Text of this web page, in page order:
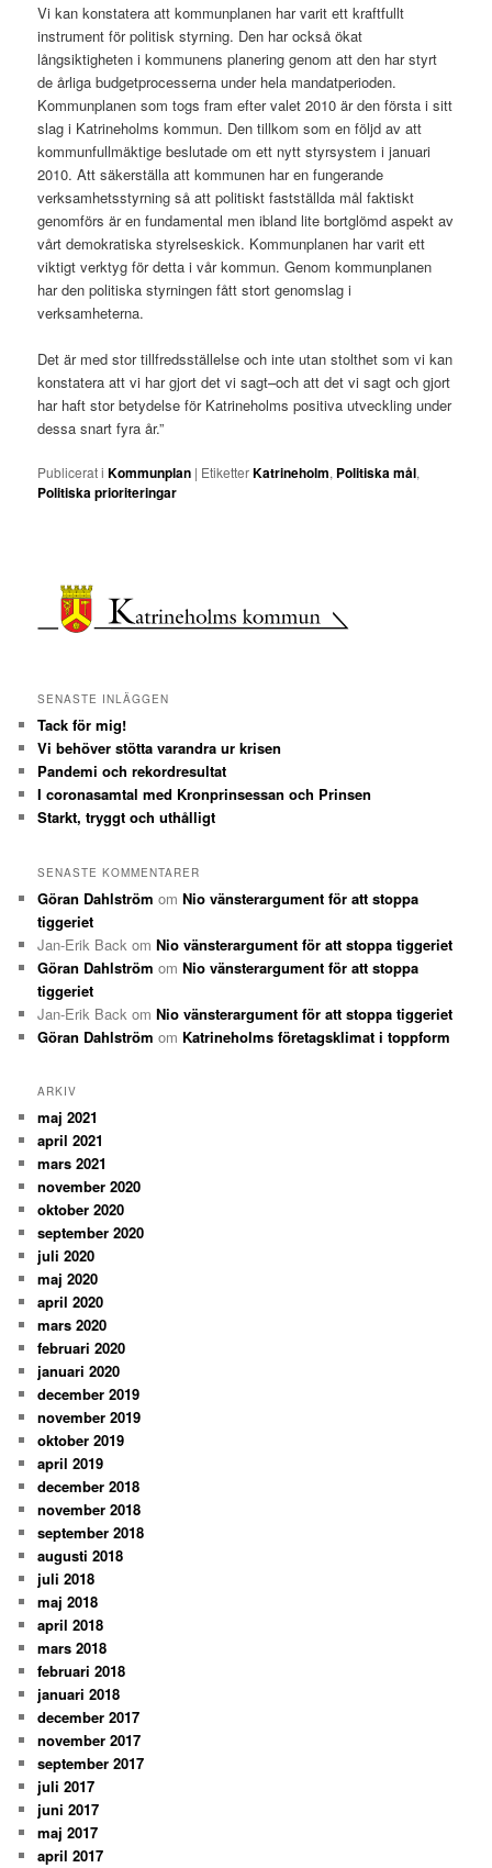
Vi kan konstatera att kommunplanen har varit ett kraftfullt
instrument för politisk styrning. Den har också ökat
långsiktigheten i kommunens planering genom att den har styrt
de årliga budgetprocesserna under hela mandatperioden.
Kommunplanen som togs fram efter valet 2010 är den första i sitt
slag i Katrineholms kommun. Den tillkom som en följd av att
kommunfullmäktige beslutade om ett nytt styrsystem i januari
2010. Att säkerställa att kommunen har en fungerande
verksamhetsstyrning så att politiskt fastställda mål faktiskt
genomförs är en fundamental men ibland lite bortglömd aspekt av
vårt demokratiska styrelseskick. Kommunplanen har varit ett
viktigt verktyg för detta i vår kommun. Genom kommunplanen
har den politiska styrningen fått stort genomslag i
verksamheterna.
Det är med stor tillfredsställelse och inte utan stolthet som vi kan
konstatera att vi har gjort det vi sagt–och att det vi sagt och gjort
har haft stor betydelse för Katrineholms positiva utveckling under
dessa snart fyra år.”
Publicerat i Kommunplan | EtiketterKatrineholm, Politiska mål,
Politiska prioriteringar
SENASTE INLÄGGEN
Tack för mig!
Vi behöver stötta varandra ur krisen
Pandemi och rekordresultat
I coronasamtal med Kronprinsessan och Prinsen
Starkt, tryggt och uthålligt
SENASTE KOMMENTARER
Göran Dahlström omNio vänsterargument för att stoppa
tiggeriet
Jan-Erik Back omNio vänsterargument för att stoppa tiggeriet
Göran Dahlström omNio vänsterargument för att stoppa
tiggeriet
Jan-Erik Back omNio vänsterargument för att stoppa tiggeriet
Göran Dahlström om Katrineholms företagsklimat i toppform
ARKIV
maj 2021
april 2021
mars 2021
november 2020
oktober 2020
september 2020
juli 2020
maj 2020
april 2020
mars 2020
februari 2020
januari 2020
december 2019
november 2019
oktober 2019
april 2019
december 2018
november 2018
september 2018
augusti 2018
juli 2018
maj 2018
april 2018
mars 2018
februari 2018
januari 2018
december 2017
november 2017
september 2017
juli 2017
juni 2017
maj 2017
april 2017